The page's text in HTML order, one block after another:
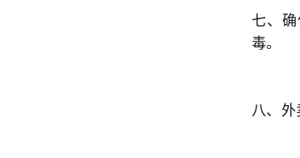
七、
毒。
八、外